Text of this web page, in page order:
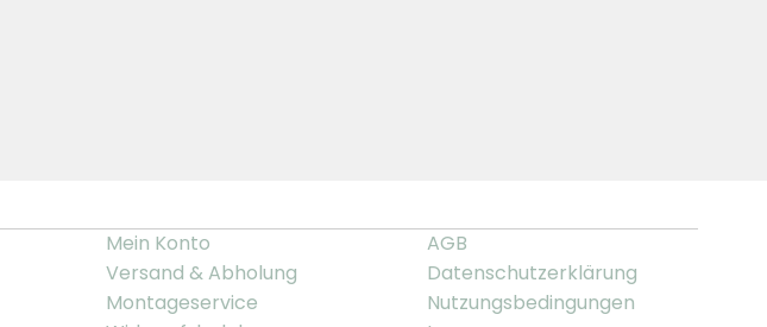
Mein Konto
Versand & Abholung
Montageservice
AGB
Datenschutzerklärung
Nutzungsbedingungen